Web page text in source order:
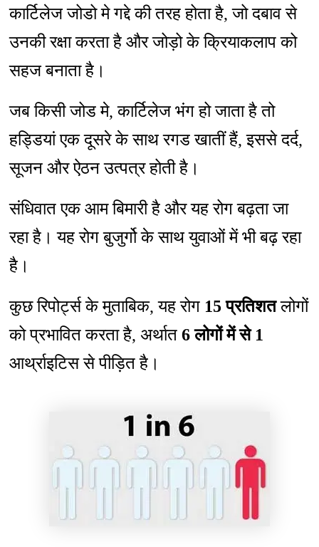
कार्टिलेज जोडो मे गद्दे की तरह होता है, जो दबाव से
उनकी रक्षा करता है और जोड़ो के क्रियाकलाप को
सहज बनाता है।
जब किसी जोड मे, कार्टिलेज भंग हो जाता है तो
हड्डियां एक दूसरे के साथ रगड खातीं हैं, इससे दर्द,
सूजन और ऐठन उत्पत्र होती है।
संधिवात एक आम बिमारी है और यह रोग बढ़ता जा
रहा है। यह रोग बुजुर्गो के साथ युवाओं में भी बढ़ रहा
है।
कुछ रिपोर्ट्स के मुताबिक, यह रोग 15 प्रतिशतलोगों
को प्रभावित करता है, अर्थात 6 लोगों में से 1
आर्थ्राइटिस से पीड़ित है।